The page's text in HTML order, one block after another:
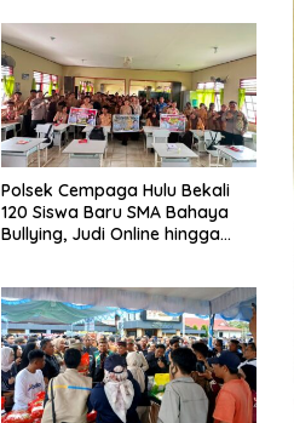
Polsek Cempaga Hulu Bekali
120 Siswa Baru SMA Bahaya
Bullying, Judi Online hingga